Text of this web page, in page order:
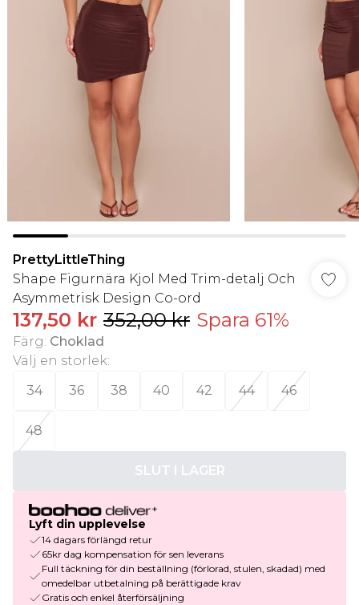
PrettyLittleThing
Shape Figurnära Kjol Med Trim-detalj Och
Asymmetrisk Design Co-ord
137,50 kr 352,00 kr Spara 61%
Färg: Choklad
Välj en storlek:
34
36 38 40 42 44 46
48
SLUT I LAGER
Lyft din upplevelse
14 dagars förlängd retur
65kr dag kompensation för sen leverans
Full täckning för din beställning (förlorad, stulen, skadad) med
omedelbar utbetalning på berättigade krav
Gratis och enkel återförsäljning